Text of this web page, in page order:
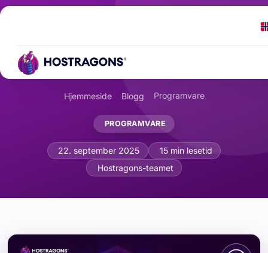
Hjemmeside Blogg Programvare
PROGRAMVARE
Administrer WordPress med WP-
22. september 2025
15 min lesetid
Hostragons-teamet